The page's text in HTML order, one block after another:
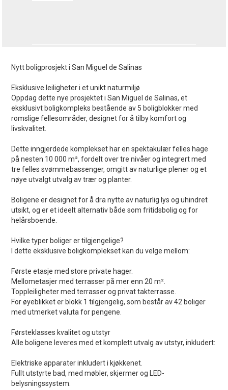
Nytt boligprosjekt i San Miguel de Salinas
Eksklusive leiligheter i et unikt naturmiljø
Oppdag dette nye prosjektet i San Miguel de Salinas, et
eksklusivt boligkompleks bestående av 5 boligblokker med
romslige fellesområder, designet for å tilby komfort og
livskvalitet.
Dette inngjerdede komplekset har en spektakulær felles hage
på nesten 10 000 m², fordelt over tre nivåer og integrert med
tre felles svømmebassenger, omgitt av naturlige plener og et
nøye utvalgt utvalg av trær og planter.
Boligene er designet for å dra nytte av naturlig lys og uhindret
utsikt, og er et ideelt alternativ både som fritidsbolig og for
helårsboende.
Hvilke typer boliger er tilgjengelige?
I dette eksklusive boligkomplekset kan du velge mellom:
Første etasje med store private hager.
Mellometasjer med terrasser på mer enn 20 m².
Toppleiligheter med terrasser og privat takterrasse.
For øyeblikket er blokk 1 tilgjengelig, som består av 42 boliger
med utmerket valuta for pengene.
Førsteklasses kvalitet og utstyr
Alle boligene leveres med et komplett utvalg av utstyr, inkludert:
Elektriske apparater inkludert i kjøkkenet.
Fullt utstyrte bad, med møbler, skjermer og LED-
belysningssystem.